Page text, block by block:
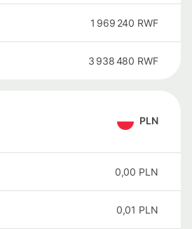
1 969 240 RWF
3 938 480 RWF
PLN
0,00 PLN
0,01 PLN